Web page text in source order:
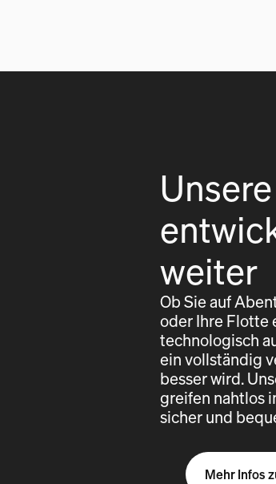
weiter
Ob Sie auf
oder Ihre Flotte
technologisch
ein vollständig
besser wird.
greifen nahtlos
sicher und
Mehr Infos